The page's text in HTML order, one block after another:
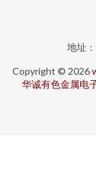
地址
Copyright © 2026
华诚有色金属电